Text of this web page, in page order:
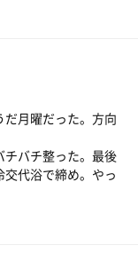
月曜だった。方向
チバチ整った。最後
代浴で締め。やっ